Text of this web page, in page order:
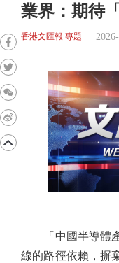
業界：期待
香港文匯報 專題
「中國半導體產
線的路徑依賴，摒